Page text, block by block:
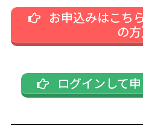
お申込みはこち
の方
ログインして